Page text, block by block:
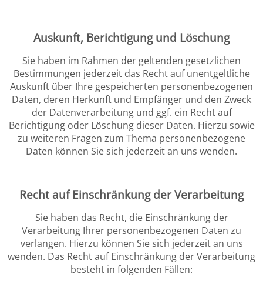
Auskunft, Berichtigung und Löschung
Sie haben im Rahmen der geltenden gesetzlichen
Bestimmungen jederzeit das Recht auf unentgeltliche
Auskunft über Ihre gespeicherten personenbezogenen
Daten, deren Herkunft und Empfänger und den Zweck
der Datenverarbeitung und ggf. ein Recht auf
Berichtigung oder Löschung dieser Daten. Hierzu sowie
zu weiteren Fragen zum Thema personenbezogene
Daten können Sie sich jederzeit an uns wenden.
Recht auf Einschränkung der Verarbeitung
Sie haben das Recht, die Einschränkung der
Verarbeitung Ihrer personenbezogenen Daten zu
verlangen. Hierzu können Sie sich jederzeit an uns
wenden. Das Recht auf Einschränkung der Verarbeitung
besteht in folgenden Fällen: